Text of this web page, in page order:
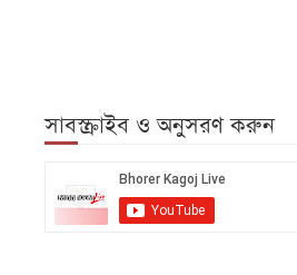
সাবস্ক্রাইব ও অনুসরণ করুন